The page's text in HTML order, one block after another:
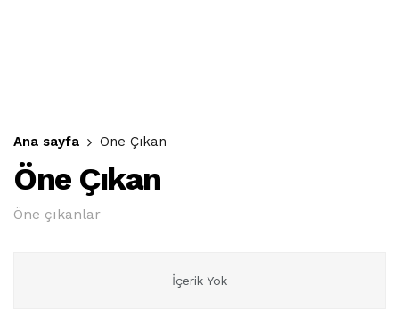
Ana sayfa Öne Çıkan
Öne Çıkan
Öne çıkanlar
İçerik Yok